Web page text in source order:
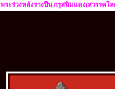
พระร่วงหลังรางปืน กรุสนิมแดง(สวรรคโล